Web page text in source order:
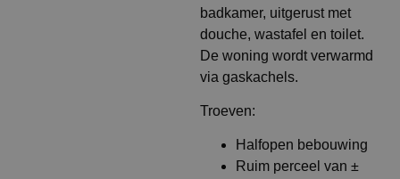
badkamer, uitgerust met
douche, wastafel en toilet.
De woning wordt verwarmd
via gaskachels.
Troeven:
Halfopen bebouwing
Ruim perceel van ±